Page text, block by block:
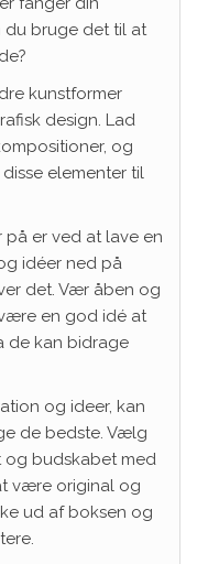
bruge det til at
kunstformer
design. Lad
og
elementer til
på er ved at lave en
idéer ned på
det. Vær åben og
en god idé at
de kan bidrage
og ideer, kan
de bedste. Vælg
og budskabet med
være original og
ud af boksen og